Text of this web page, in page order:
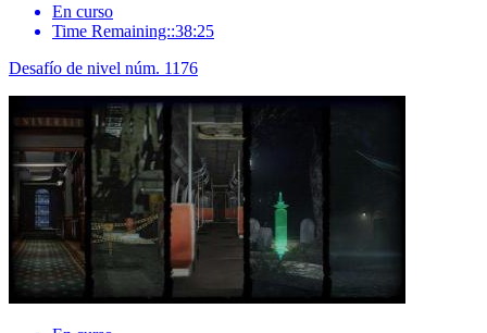
En curso
Time Remaining::38:25
Desafío de nivel núm. 1176